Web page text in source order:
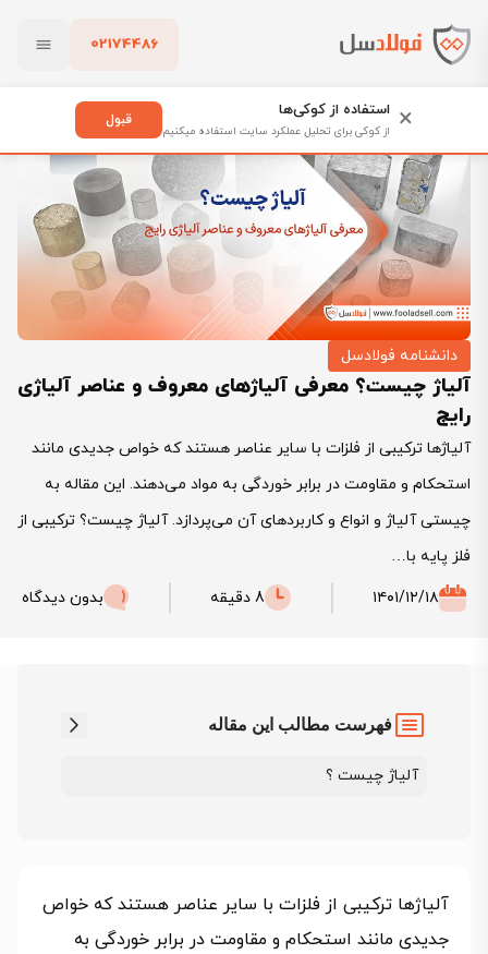
02174486
پاک کردن
فولادسل
آلیاژ چیست؟ معرفی آلیاژهای معروف و عناصر آلیاژی رایج
دانشنامه فولادسل
آلیاژ چیست؟ معرفی آلیاژهای معروف و عناصر آلیاژی
رایج
آلیاژها ترکیبی از فلزات با سایر عناصر هستند که خواص جدیدی مانند
استحکام و مقاومت در برابر خوردگی به مواد می‌دهند. این مقاله به
چیستی آلیاژ و انواع و کاربردهای آن می‌پردازد. آلیاژ چیست؟ ترکیبی از
فلز پایه با…
۱۴۰۱/۱۲/۱۸
8 دقیقه بدون دیدگاه
فهرست مطالب این مقاله
آلیاژ چیست ؟
آلیاژها ترکیبی از فلزات با سایر عناصر هستند که خواص
جدیدی مانند استحکام و مقاومت در برابر خوردگی به
× استفاده از کوکی‌ها
از کوکی برای تحلیل عملکرد سایت استفاده میکنیم
قبول